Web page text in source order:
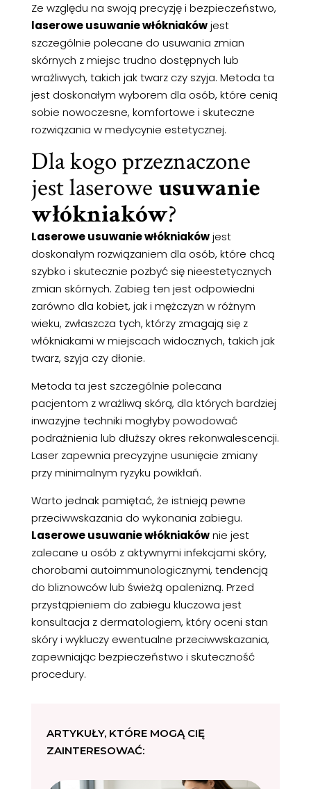
Ze względu na swoją precyzję i bezpieczeństwo,
laserowe usuwanie włókniakówjest
szczególnie polecane do usuwania zmian
skórnych z miejsc trudno dostępnych lub
wrażliwych, takich jak twarz czy szyja. Metoda ta
jest doskonałym wyborem dla osób, które cenią
sobie nowoczesne, komfortowe i skuteczne
rozwiązania w medycynie estetycznej.
Dla kogo przeznaczone
jest laserowe usuwanie
włókniaków?
Laserowe usuwanie włókniakówjest
doskonałym rozwiązaniem dla osób, które chcą
szybko i skutecznie pozbyć się nieestetycznych
zmian skórnych. Zabieg ten jest odpowiedni
zarówno dla kobiet, jak i mężczyzn w różnym
wieku, zwłaszcza tych, którzy zmagają się z
włókniakami w miejscach widocznych, takich jak
twarz, szyja czy dłonie.
Metoda ta jest szczególnie polecana
pacjentom z wrażliwą skórą, dla których bardziej
inwazyjne techniki mogłyby powodować
podrażnienia lub dłuższy okres rekonwalescencji.
Laser zapewnia precyzyjne usunięcie zmiany
przy minimalnym ryzyku powikłań.
Warto jednak pamiętać, że istnieją pewne
przeciwwskazania do wykonania zabiegu.
Laserowe usuwanie włókniakównie jest
zalecane u osób z aktywnymi infekcjami skóry,
chorobami autoimmunologicznymi, tendencją
do bliznowców lub świeżą opalenizną. Przed
przystąpieniem do zabiegu kluczowa jest
konsultacja z dermatologiem, który oceni stan
skóry i wykluczy ewentualne przeciwwskazania,
zapewniając bezpieczeństwo i skuteczność
procedury.
ARTYKUŁY, KTÓRE MOGĄ CIĘ
ZAINTERESOWAĆ: